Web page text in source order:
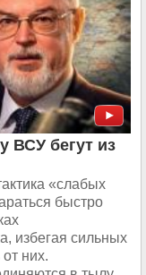
ВСУ бегут из
«слабых
быстро
избегая сильных
них.